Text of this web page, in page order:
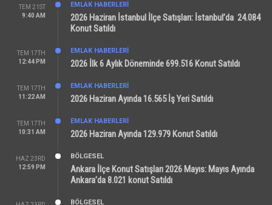
TEM 21ST
9:40 AM
EMLAK HABERLERI
2026 Haziran İstanbul İlçe Satışları: İstanbul’da 24.084
Konut Satıldı
TEM 17TH
12:44 PM
EMLAK HABERLERI
2026 İlk 6 Aylık Döneminde 699.516 Konut Satıldı
TEM 17TH
11:22 AM
EMLAK HABERLERI
2026 Haziran Ayında 16.565 İş Yeri Satıldı
TEM 17TH
10:31 AM
EMLAK HABERLERI
2026 Haziran Ayında 129.979 Konut Satıldı
HAZ 23RD
12:59 PM
BÖLGESEL
Ankara İlçe Konut Satışları 2026 Mayıs: Mayıs Ayında
Ankara’da 8.021 konut Satıldı
BÖLGESEL